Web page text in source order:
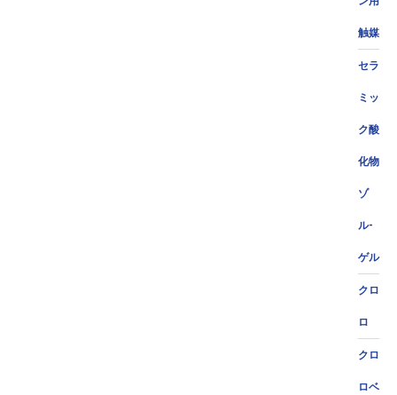
触媒
セラ
ミッ
ク酸
化物
ゾ
ル-
ゲル
クロ
ロ
クロ
ロベ